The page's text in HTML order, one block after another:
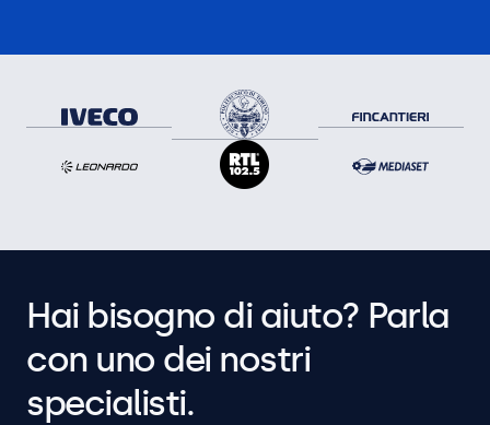
Hai bisogno di aiuto? Parla
con uno dei nostri
specialisti.